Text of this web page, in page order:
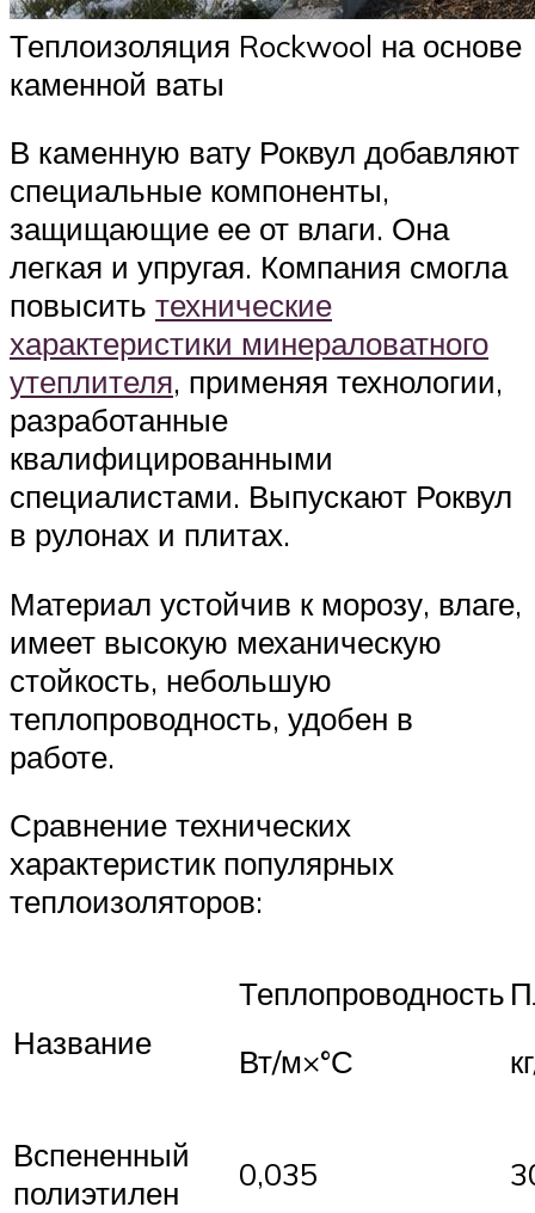
Теплоизоляция Rockwool на основе
каменной ваты
В каменную вату Роквул добавляют
специальные компоненты,
защищающие ее от влаги. Она
легкая и упругая. Компания смогла
повысить технические
характеристики минераловатного
утеплителя, применяя технологии,
разработанные
квалифицированными
специалистами. Выпускают Роквул
в рулонах и плитах.
Материал устойчив к морозу, влаге,
имеет высокую механическую
стойкость, небольшую
теплопроводность, удобен в
работе.
Сравнение технических
характеристик популярных
теплоизоляторов:
Название
Теплопроводность
Вт/м×°С
Вспененный
полиэтилен
0,035